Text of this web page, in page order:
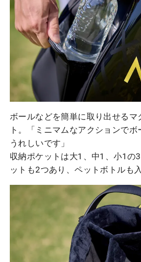
ボールなどを簡単に取り出せるマ
ト。「ミニマムなアクションで
うれしいです」
収納ポケットは大1、中1、小1の
ットも2つあり、ペットボトルも